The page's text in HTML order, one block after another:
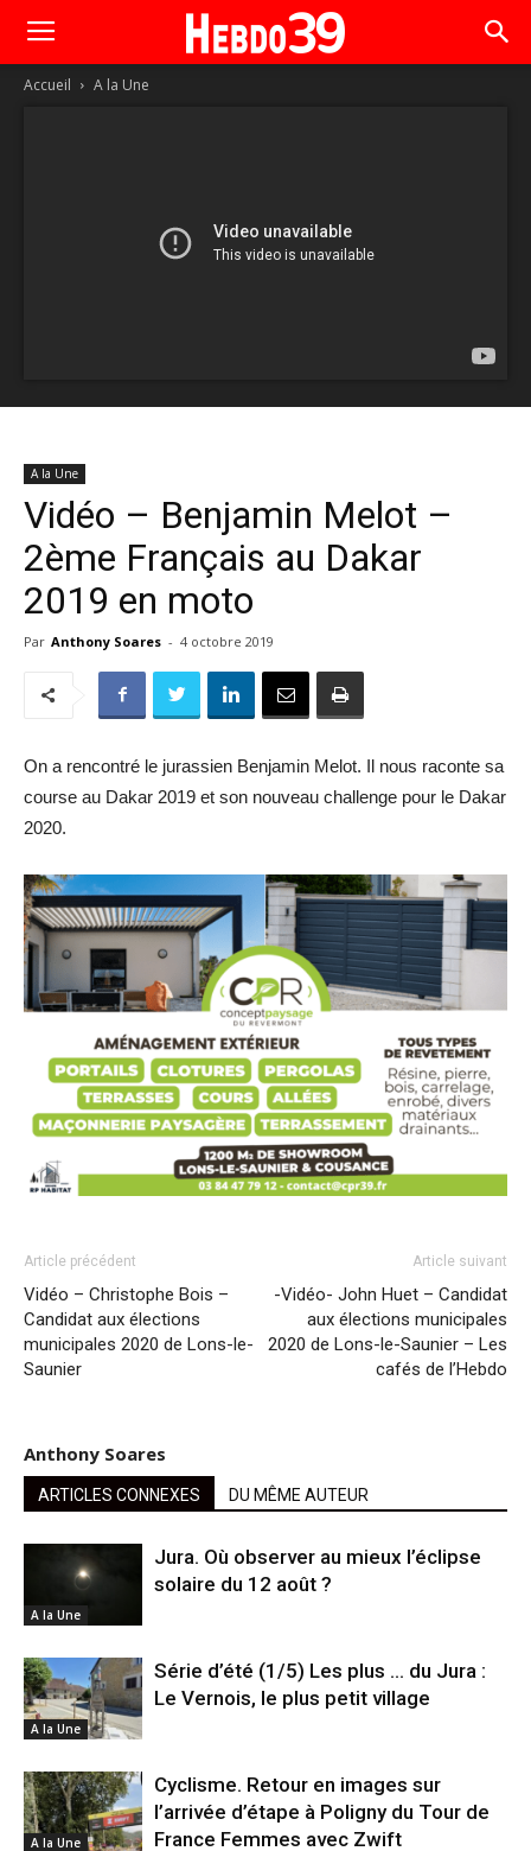
Accueil A la Une
A la Une
Vidéo – Benjamin Melot –
2ème Français au Dakar
2019 en moto
Par Anthony Soares - 4 octobre 2019
On a rencontré le jurassien Benjamin Melot. Il nous raconte sa
course au Dakar 2019 et son nouveau challenge pour le Dakar
2020.
Article précédent
Vidéo – Christophe Bois –
Candidat aux élections
municipales 2020 de Lons-le-
Saunier
Article suivant
-Vidéo- John Huet – Candidat
aux élections municipales
2020 de Lons-le-Saunier – Les
cafés de l’Hebdo
Anthony Soares
ARTICLES CONNEXES DU MÊME AUTEUR
A la Une
Jura. Où observer au mieux l’éclipse
solaire du 12 août ?
A la Une
Série d’été (1/5) Les plus … du Jura :
Le Vernois, le plus petit village
A la Une
Cyclisme. Retour en images sur
l’arrivée d’étape à Poligny du Tour de
France Femmes avec Zwift